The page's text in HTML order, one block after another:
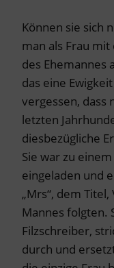
Können sie sich
man als Frau
des Ehemannes
das eine
vergessen, dass
letzten
diesbezügliche
Sie war zu
eingeladen und
„Mrs“, dem
Mannes folgten.
Filzschreiber,
durch und